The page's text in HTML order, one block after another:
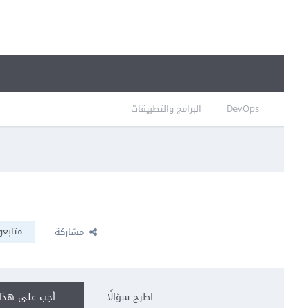
DevOps البرامج والتطبيقات
مشاركة
أجب على اطرح سؤالًا